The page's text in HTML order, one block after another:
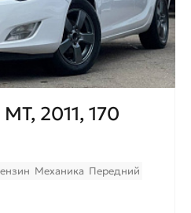
2011, 170
Механика Передний